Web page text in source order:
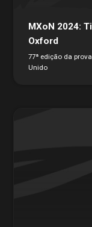
MXoN 2024:
Oxford
77ª edição da
Unido